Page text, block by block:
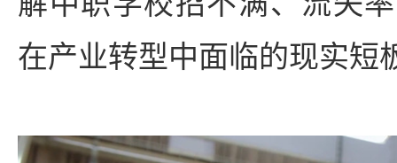
在产业转型中面临的现实短